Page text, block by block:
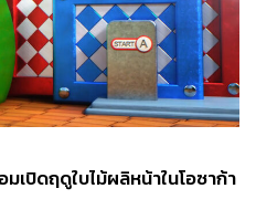
ปิดฤดูใบไม้ผลิหน้าในโอซาก้า